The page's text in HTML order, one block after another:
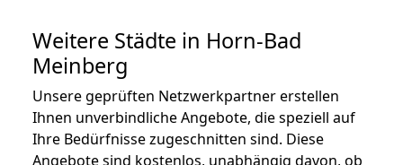
Weitere Städte in Horn-Bad
Meinberg
Unsere geprüften Netzwerkpartner erstellen
Ihnen unverbindliche Angebote, die speziell auf
Ihre Bedürfnisse zugeschnitten sind. Diese
Angebote sind kostenlos, unabhängig davon, ob